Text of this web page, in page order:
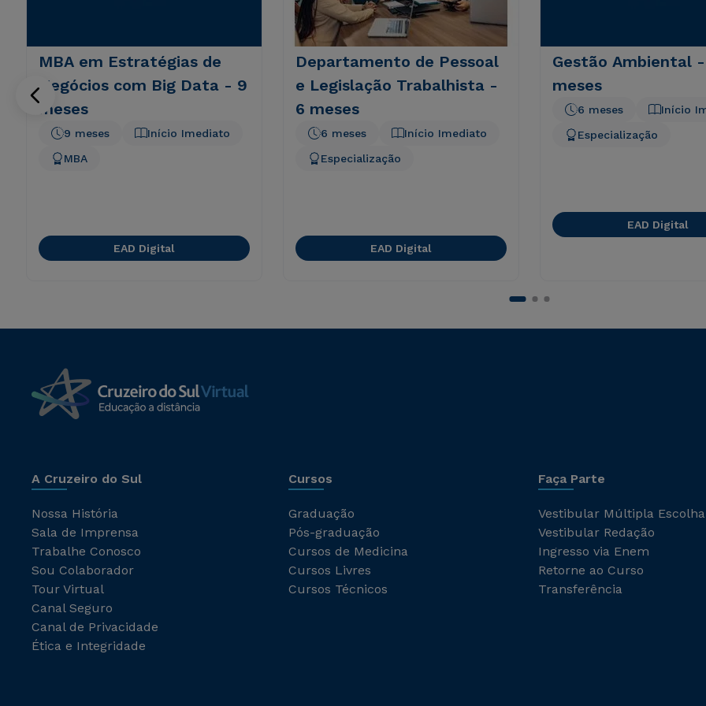
MBA em Estratégias de
Negócios com Big Data - 9
meses
Início Imediato
9 meses
MBA
EAD Digital
Departamento de Pessoal
e Legislação Trabalhista -
6 meses
Início Imediato
6 meses
Especialização
EAD Digital
Gestão Ambiental
meses
Início
6 meses
Especialização
EAD Digital
A Cruzeiro do Sul
Nossa História
Sala de Imprensa
Trabalhe Conosco
Sou Colaborador
Tour Virtual
Canal Seguro
Canal de Privacidade
Ética e Integridade
Cursos
Graduação
Pós-graduação
Cursos de Medicina
Cursos Livres
Cursos Técnicos
Faça Parte
Vestibular Múltipla Escolha
Vestibular Redação
Ingresso via Enem
Retorne ao Curso
Transferência